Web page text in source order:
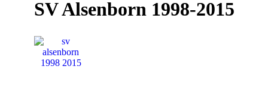
SV Alsenborn 1998-2015